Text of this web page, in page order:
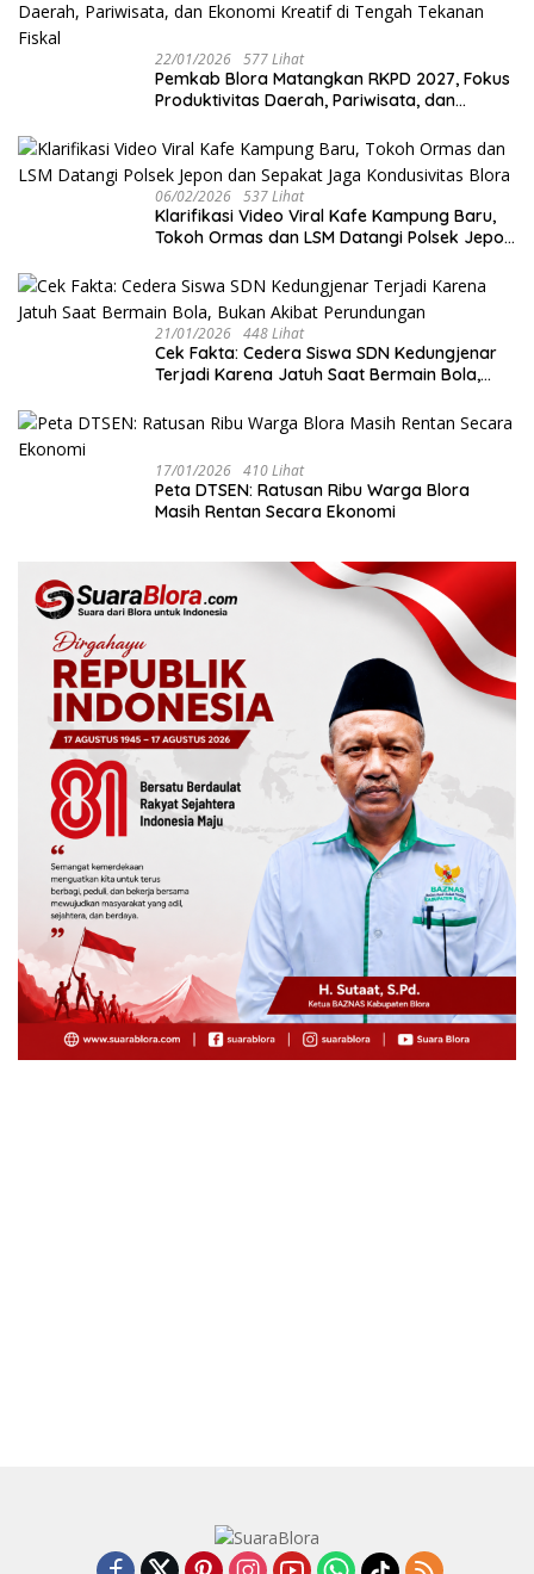
22/01/2026 577 Lihat
‎Pemkab Blora Matangkan RKPD 2027, Fokus
Produktivitas Daerah, Pariwisata, dan
06/02/2026 537 Lihat
‎Klarifikasi Video Viral Kafe Kampung Baru,
Tokoh Ormas dan LSM Datangi Polsek Jepon
21/01/2026 448 Lihat
Cek Fakta: Cedera Siswa SDN Kedungjenar
Terjadi Karena Jatuh Saat Bermain Bola,
17/01/2026 410 Lihat
‎Peta DTSEN: Ratusan Ribu Warga Blora
Masih Rentan Secara Ekonomi